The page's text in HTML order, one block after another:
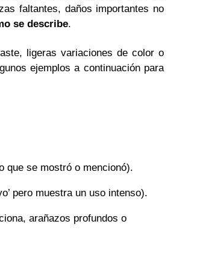
faltantes, daños importantes no
se describe.
ligeras variaciones de color o
ejemplos a continuación para
que se mostró o mencionó).
pero muestra un uso intenso).
arañazos profundos o